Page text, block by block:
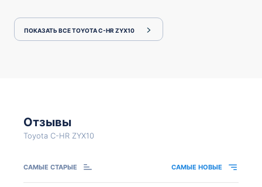
ПОКАЗАТЬ ВСЕ TOYOTA C-HR ZYX10
Отзывы
Toyota C-HR ZYX10
САМЫЕ СТАРЫЕ САМЫЕ НОВЫЕ